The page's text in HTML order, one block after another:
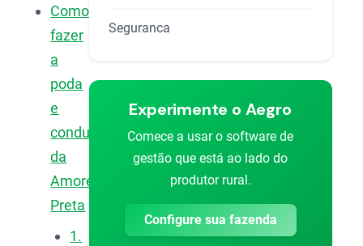
Como
fazer
a
poda
e
condução
da
Amoreira-
Preta
1.
Seguranca
Experimente o Aegro
Comece a usar o software de
gestão que está ao lado do
produtor rural.
Configure sua fazenda